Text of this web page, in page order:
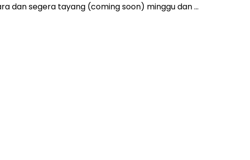
dan segera tayang (coming soon) minggu dan …